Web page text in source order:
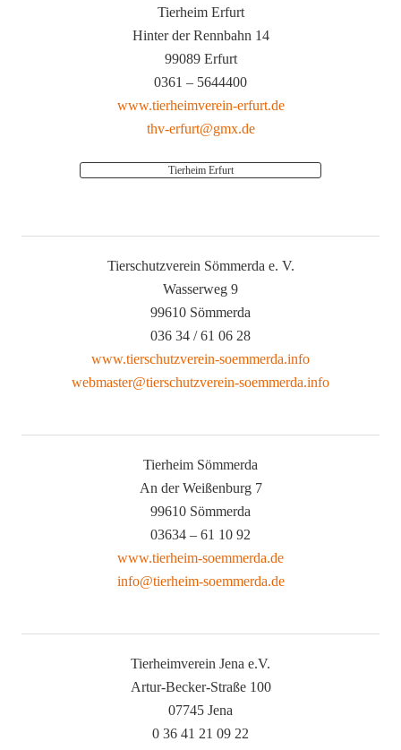
Tierheim Erfurt
Hinter der Rennbahn 14
99089 Erfurt
0361 – 5644400
www.tierheimverein-erfurt.de
thv-erfurt@gmx.de
Tierheim Erfurt
Tierschutzverein Sömmerda e. V.
Wasserweg 9
99610 Sömmerda
036 34 / 61 06 28
www.tierschutzverein-soemmerda.info
webmaster@tierschutzverein-soemmerda.info
Tierheim Sömmerda
An der Weißenburg 7
99610 Sömmerda
03634 – 61 10 92
www.tierheim-soemmerda.de
info@tierheim-soemmerda.de
Tierheimverein Jena e.V.
Artur-Becker-Straße 100
07745 Jena
0 36 41 21 09 22